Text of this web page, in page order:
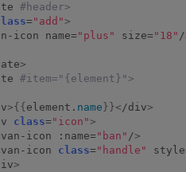
#header>
= "add">
icon name= "plus" size= "18" /
>
#item="{element}">
>{{ element. name }}< /div>
class= "icon">
van-icon :name= "ban" />
van-icon class= "handle"
>